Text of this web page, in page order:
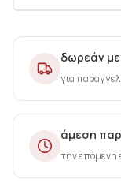
δωρεάν
για
άμεση
την επόμενη